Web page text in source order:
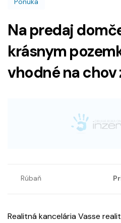
Na predaj
krásnym
vhodné na chov
Rúbaň
Realitná kancelária Vasse